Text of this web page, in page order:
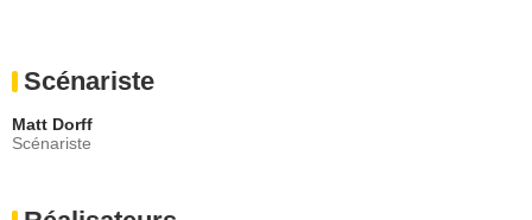
Scénariste
Matt Dorff
Scénariste